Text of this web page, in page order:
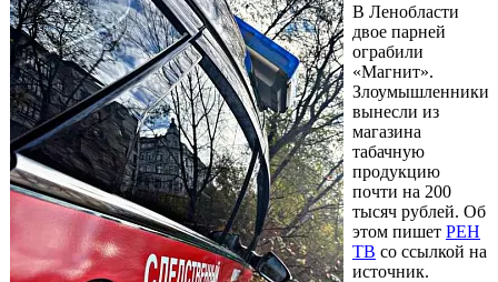
В Ленобласти
двое парней
ограбили
«Магнит».
Злоумышленники
вынесли из
магазина
табачную
продукцию
почти на 200
тысяч рублей. Об
этом пишет РЕН
ТВ со ссылкой на
источник.